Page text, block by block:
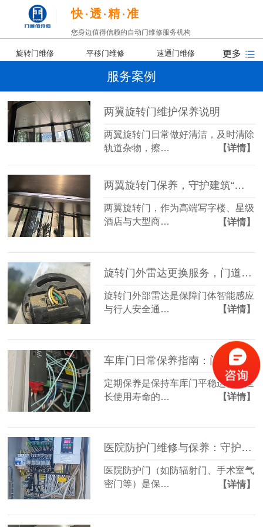
快 透 精 准
您身边值得信赖的自动门维修服务机构
旋转门维修 平移门维修 速通门维修
服务案例
两翼旋转门维护保养说明
两翼旋转门日常做好清洁，及时清除
轨道杂物，擦…
【详情】
两翼旋转门保养，守护建筑“第一印象”
两翼旋转门，作为高端写字楼、星级
酒店与大型商…
【详情】
旋转门外雷达更换服务，门道佰分佰为您提供专业方案
旋转门外部雷达是保障门体智能感应
与行人安全通…
【详情】
车库门日常保养指南：门道佰分佰为您保驾护航
定期保养是保持车库门平稳运行、延
长使用寿命的…
【详情】
医院防护门维修与保养：守护医疗环境的安全屏障
医院防护门（如防辐射门、手术室气
密门等）是保…
【详情】